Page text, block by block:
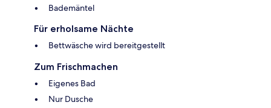
Bademäntel
Für erholsame Nächte
Bettwäsche wird bereitgestellt
Zum Frischmachen
Eigenes Bad
Nur Dusche